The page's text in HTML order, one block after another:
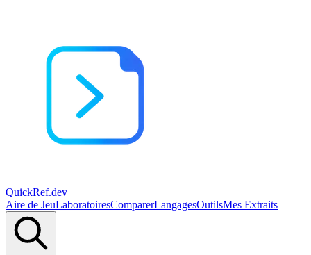
QuickRef.dev
Aire de JeuLaboratoiresComparerLangagesOutilsMes Extraits